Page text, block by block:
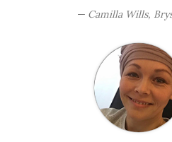
Camilla Wills,